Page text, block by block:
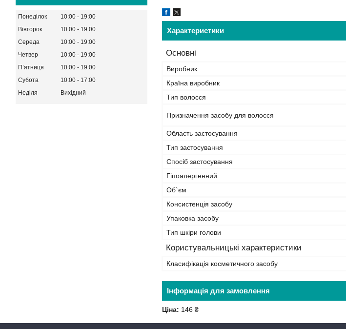
Характеристики
Основні
Виробник
Країна виробник
Тип волосся
Призначення засобу для волосся
Область застосування
Тип застосування
Спосіб застосування
Гіпоалергенний
Об`єм
Консистенція засобу
Упаковка засобу
Тип шкіри голови
Користувальницькі характеристики
Класифікація косметичного засобу
Інформація для замовлення
Ціна: 146 ₴
Понеділок 10:00
19:00
Вівторок
10:00
19:00
Середа
10:00
19:00
Четвер
10:00
19:00
Пʼятниця
10:00
19:00
Субота
10:00
17:00
Неділя
Вихідний